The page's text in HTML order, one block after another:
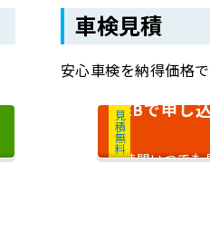
車検見積
安心車検を納得価格
見積無料
WEBで申し
24時間いつでも